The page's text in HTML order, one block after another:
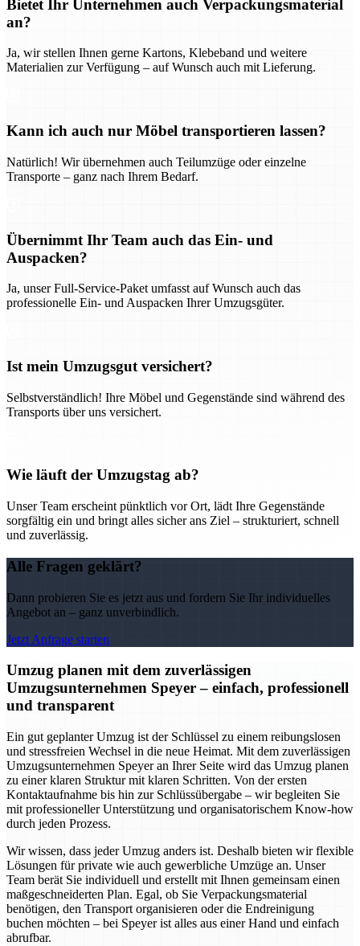
Bietet Ihr Unternehmen auch Verpackungsmaterial
an?
Ja, wir stellen Ihnen gerne Kartons, Klebeband und weitere
Materialien zur Verfügung – auf Wunsch auch mit Lieferung.
Kann ich auch nur Möbel transportieren lassen?
Natürlich! Wir übernehmen auch Teilumzüge oder einzelne
Transporte – ganz nach Ihrem Bedarf.
Übernimmt Ihr Team auch das Ein- und
Auspacken?
Ja, unser Full-Service-Paket umfasst auf Wunsch auch das
professionelle Ein- und Auspacken Ihrer Umzugsgüter.
Ist mein Umzugsgut versichert?
Selbstverständlich! Ihre Möbel und Gegenstände sind während des
Transports über uns versichert.
Wie läuft der Umzugstag ab?
Unser Team erscheint pünktlich vor Ort, lädt Ihre Gegenstände
sorgfältig ein und bringt alles sicher ans Ziel – strukturiert, schnell
und zuverlässig.
Alle Fragen geklärt?
Dann probieren Sie es jetzt aus und fordern Sie Ihr individuelles
Angebot an – ganz unverbindlich.
Jetzt Anfrage starten
Umzug planen mit dem zuverlässigen
Umzugsunternehmen Speyer – einfach, professionell
und transparent
Ein gut geplanter Umzug ist der Schlüssel zu einem reibungslosen
und stressfreien Wechsel in die neue Heimat. Mit dem zuverlässigen
Umzugsunternehmen Speyer an Ihrer Seite wird das Umzug planen
zu einer klaren Struktur mit klaren Schritten. Von der ersten
Kontaktaufnahme bis hin zur Schlüssübergabe – wir begleiten Sie
mit professioneller Unterstützung und organisatorischem Know-how
durch jeden Prozess.
Wir wissen, dass jeder Umzug anders ist. Deshalb bieten wir flexible
Lösungen für private wie auch gewerbliche Umzüge an. Unser
Team berät Sie individuell und erstellt mit Ihnen gemeinsam einen
maßgeschneiderten Plan. Egal, ob Sie Verpackungsmaterial
benötigen, den Transport organisieren oder die Endreinigung
buchen möchten – bei Speyer ist alles aus einer Hand und einfach
abrufbar.